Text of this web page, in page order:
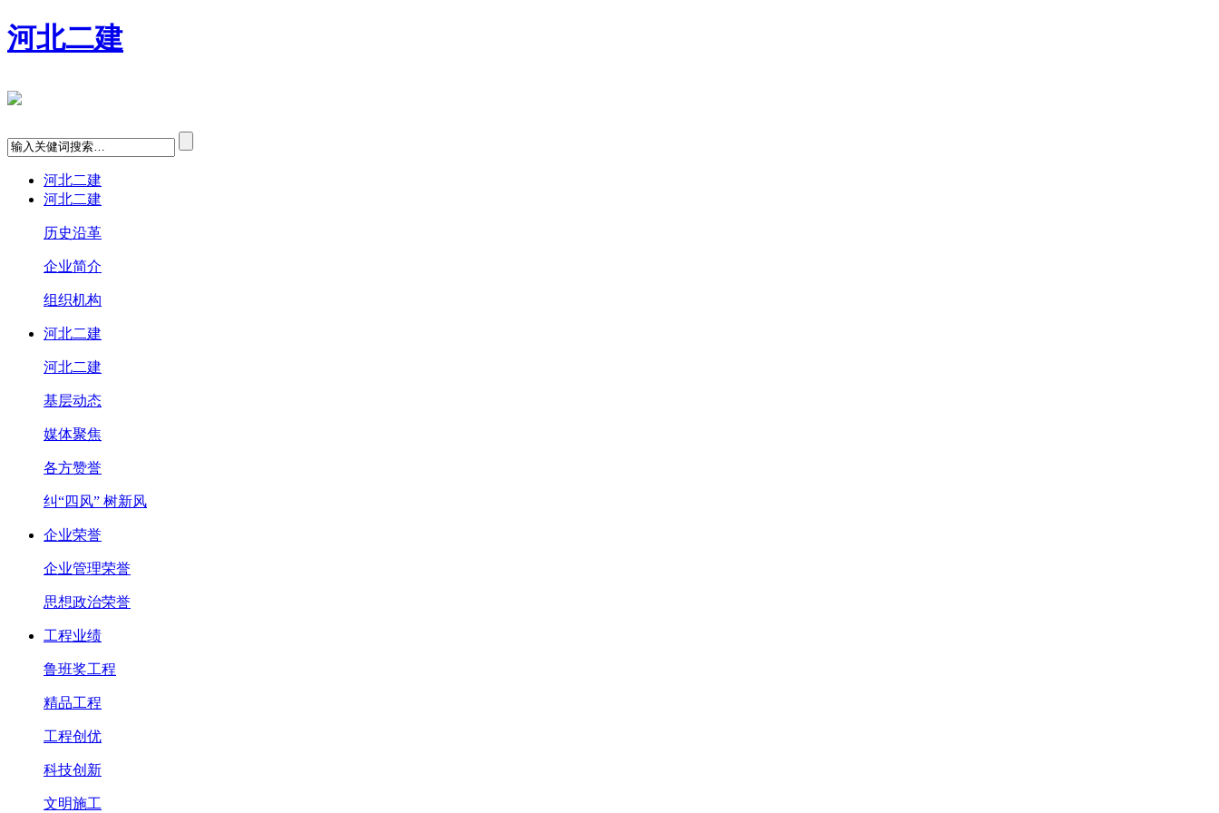
河北二建
河北二建
河北二建
历史沿革
企业简介
组织机构
河北二建
河北二建
基层动态
媒体聚焦
各方赞誉
纠“四风” 树新风
企业荣誉
企业管理荣誉
思想政治荣誉
工程业绩
鲁班奖工程
精品工程
工程创优
科技创新
文明施工